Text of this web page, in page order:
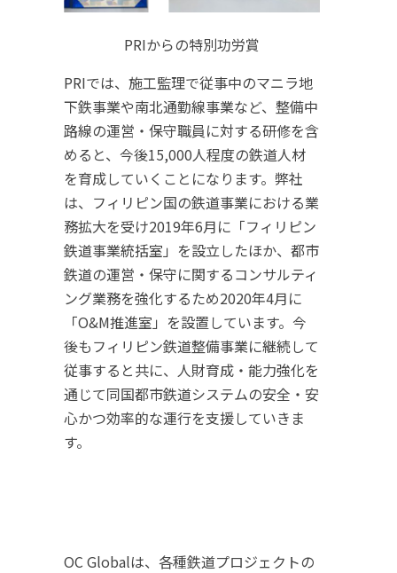
PRIからの特別功労賞
PRIでは、施工監理で従事中のマニラ地
下鉄事業や南北通勤線事業など、整備中
路線の運営・保守職員に対する研修を含
めると、今後15,000人程度の鉄道人材
を育成していくことになります。弊社
は、フィリピン国の鉄道事業における業
務拡大を受け2019年6月に「フィリピン
鉄道事業統括室」を設立したほか、都市
鉄道の運営・保守に関するコンサルティ
ング業務を強化するため2020年4月に
「O&M推進室」を設置しています。今
後もフィリピン鉄道整備事業に継続して
従事すると共に、人財育成・能力強化を
通じて同国都市鉄道システムの安全・安
心かつ効率的な運行を支援していきま
す。
OC Globalは、各種鉄道プロジェクトの